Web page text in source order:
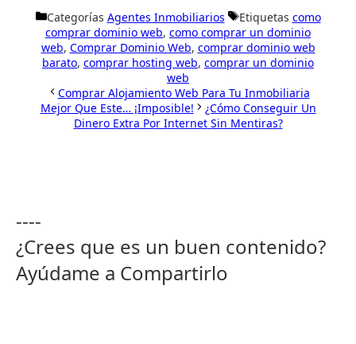
Categorías Agentes Inmobiliarios Etiquetas como
comprar dominio web, como comprar un dominio
web, Comprar Dominio Web, comprar dominio web
barato, comprar hosting web, comprar un dominio
web
Comprar Alojamiento Web Para Tu Inmobiliaria
Mejor Que Este… ¡Imposible!
¿Cómo Conseguir Un
Dinero Extra Por Internet Sin Mentiras?
----
¿Crees que es un buen contenido?
Ayúdame a Compartirlo